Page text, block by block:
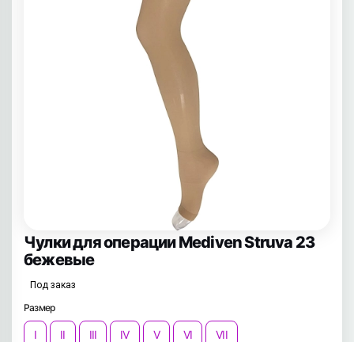
Чулки для операции Mediven Struva 23
бежевые
Под заказ
Размер
I II III IV V VI VII